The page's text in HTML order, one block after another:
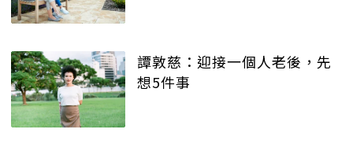
譚敦慈：迎接一個人老後，先
想5件事